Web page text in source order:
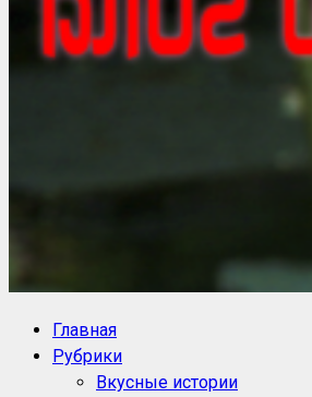
Блог историй NoorySan
Главная
Рубрики
Вкусные истории